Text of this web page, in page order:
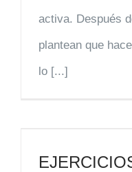
activa. Después
plantean que
lo [...]